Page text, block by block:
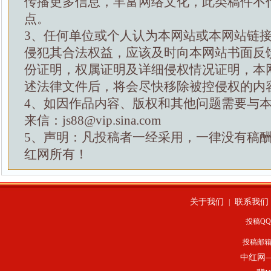
点。
3、任何单位或个人认为本网站或本网站链
侵犯其合法权益，应该及时向本网站书面反
份证明，权属证明及详细侵权情况证明，本
述法律文件后，将会尽快移除被控侵权的内
4、如因作品内容、版权和其他问题需要与
来信：js88@vip.sina.com
5、声明：凡投稿者一经采用，一律没有稿
红网所有！
关于我们 联系我们
投稿
投稿邮
中红网